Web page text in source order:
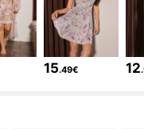
15.49€ 12